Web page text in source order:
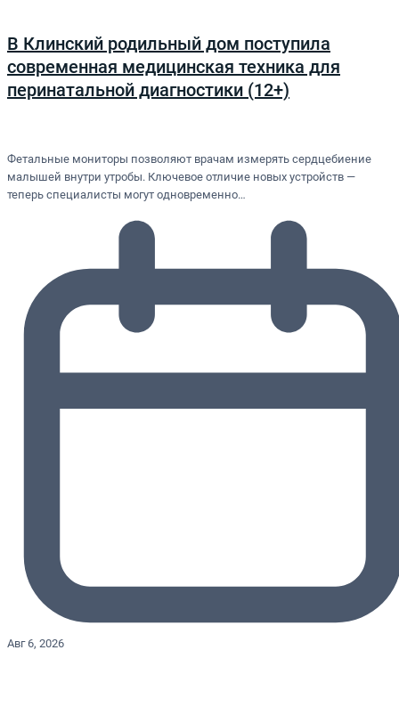
В Клинский родильный дом поступила
современная медицинская техника для
перинатальной диагностики (12+)
Фетальные мониторы позволяют врачам измерять сердцебиение
малышей внутри утробы. Ключевое отличие новых устройств —
теперь специалисты могут одновременно…
Авг 6, 2026